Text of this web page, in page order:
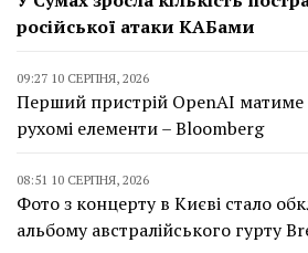
російської атаки КАБами
09:27 10 СЕРПНЯ, 2026
Перший пристрій OpenAI
рухомі елементи – Bloomberg
08:51 10 СЕРПНЯ, 2026
Фото з концерту в Києві стало
альбому австралійського гурту